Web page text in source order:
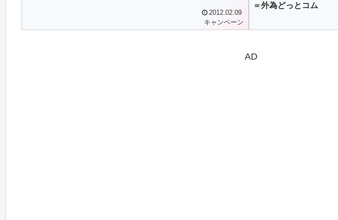
2012.02.09
キャンペーン
＝外為どっとコム
AD